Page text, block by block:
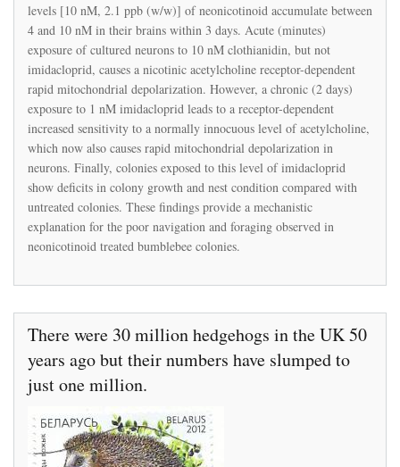
to
neonicotinoids
increases
vulnerability
to
mitochondrial
dysfunction
in
the
bumblebee
levels [10 nM, 2.1 ppb (w/w)] of neonicotinoid accumulate between
4 and 10 nM in their brains within 3 days. Acute (minutes)
exposure of cultured neurons to 10 nM clothianidin, but not
imidacloprid, causes a nicotinic acetylcholine receptor-dependent
rapid mitochondrial depolarization. However, a chronic (2 days)
exposure to 1 nM imidacloprid leads to a receptor-dependent
increased sensitivity to a normally innocuous level of acetylcholine,
which now also causes rapid mitochondrial depolarization in
neurons. Finally, colonies exposed to this level of imidacloprid
show deficits in colony growth and nest condition compared with
untreated colonies. These findings provide a mechanistic
explanation for the poor navigation and foraging observed in
neonicotinoid treated bumblebee colonies.
There were 30 million hedgehogs in the UK 50
years ago but their numbers have slumped to
just one million.